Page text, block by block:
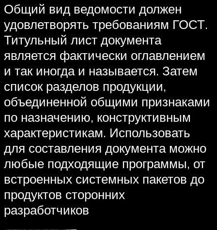
Общий вид ведомости должен
удовлетворять требованиям ГОСТ.
Титульный лист документа
является фактически оглавлением
и так иногда и называется. Затем
список разделов продукции,
объединенной общими признаками
по назначению, конструктивным
характеристикам. Использовать
для составления документа можно
любые подходящие программы, от
встроенных системных пакетов до
продуктов сторонних
разработчиков